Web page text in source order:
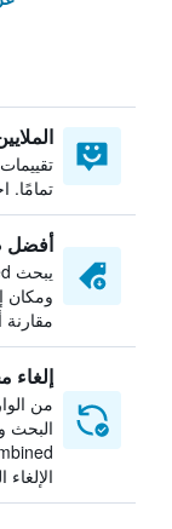
تمامًا.
أفضل
ومكان
مقارنة
إلغاء
من
البحث